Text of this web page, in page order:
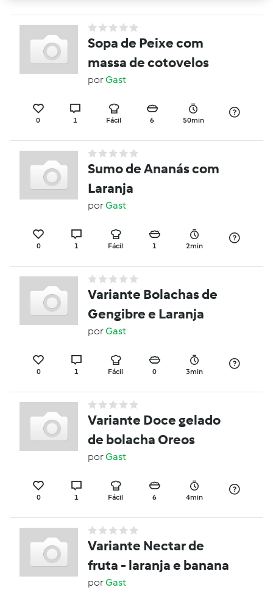
Sopa de Peixe com
massa de cotovelos
porGast
0 1 Fácil 6 50min
Sumo de Ananás com
Laranja
porGast
0 1 Fácil 1 2min
Variante Bolachas de
Gengibre e Laranja
porGast
0 1 Fácil 0 3min
Variante Doce gelado
de bolacha Oreos
porGast
0 1 Fácil 6 4min
Variante Nectar de
fruta - laranja e banana
porGast